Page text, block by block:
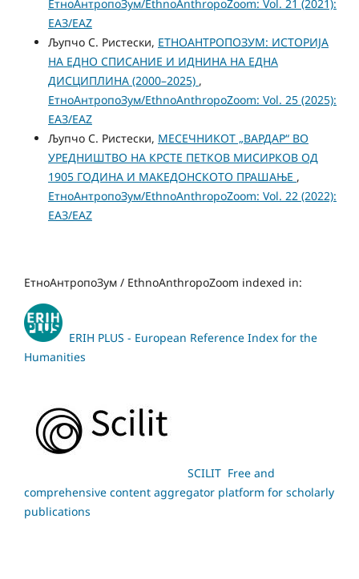
ЕтноАнтропоЗум/EthnoAnthropoZoom: Vol. 21 (2021):
ЕАЗ/EAZ
Љупчо С. Ристески, ЕТНОАНТРОПОЗУМ: ИСТОРИЈА
НА ЕДНО СПИСАНИЕ И ИДНИНА НА ЕДНА
ДИСЦИПЛИНА (2000–2025) ,
ЕтноАнтропоЗум/EthnoAnthropoZoom: Vol. 25 (2025):
ЕАЗ/EAZ
Љупчо С. Ристески, МЕСЕЧНИКОТ „ВАРДАР“ ВО
УРЕДНИШТВО НА КРСТЕ ПЕТКОВ МИСИРКОВ ОД
1905 ГОДИНА И МАКЕДОНСКОТО ПРАШАЊЕ ,
ЕтноАнтропоЗум/EthnoAnthropoZoom: Vol. 22 (2022):
ЕАЗ/EAZ
ЕтноАнтропоЗум / EthnoAnthropoZoom indexed in:
ERIH PLUS - European Reference Index for the
Humanities
SCILIT Free and
comprehensive content aggregator platform for scholarly
publications